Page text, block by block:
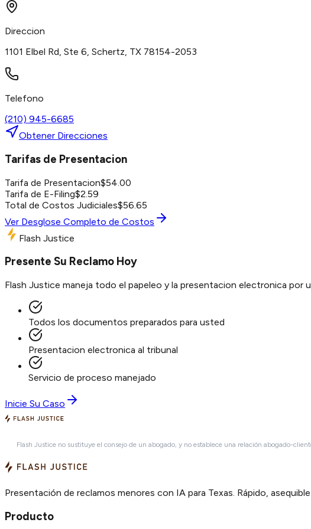
Direccion
1101 Elbel Rd, Ste 6, Schertz, TX 78154-2053
Telefono
(210) 945-6685
Obtener Direcciones
Tarifas de Presentacion
Tarifa de Presentacion$54.00
Tarifa de E-Filing$2.59
Total de Costos Judiciales$56.65
Ver Desglose Completo de Costos
Flash Justice
Presente Su Reclamo Hoy
Flash Justice maneja todo el papeleo y la presentacion electronica por
Todos los documentos preparados para usted
Presentacion electronica al tribunal
Servicio de proceso manejado
Inicie Su Caso
Flash Justice no sustituye el consejo de un abogado, y no establece una relación abogado-
Presentación de reclamos menores con IA para Texas. Rápido,
Producto